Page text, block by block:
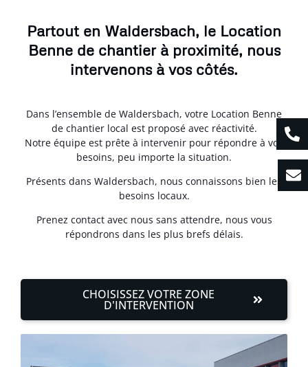
Partout en Waldersbach, le Location
Benne de chantier à proximité, nous
intervenons à vos côtés.
Dans l’ensemble de Waldersbach, votre Location Benne
de chantier local est proposé avec réactivité.
Notre équipe est prête à intervenir pour répondre à vos
besoins, peu importe la situation.
Présents dans Waldersbach, nous connaissons bien les
besoins locaux.
Prenez contact avec nous sans attendre, nous vous
répondrons dans les plus brefs délais.
CHOISISSEZ VOTRE ZONE
D'INTERVENTION